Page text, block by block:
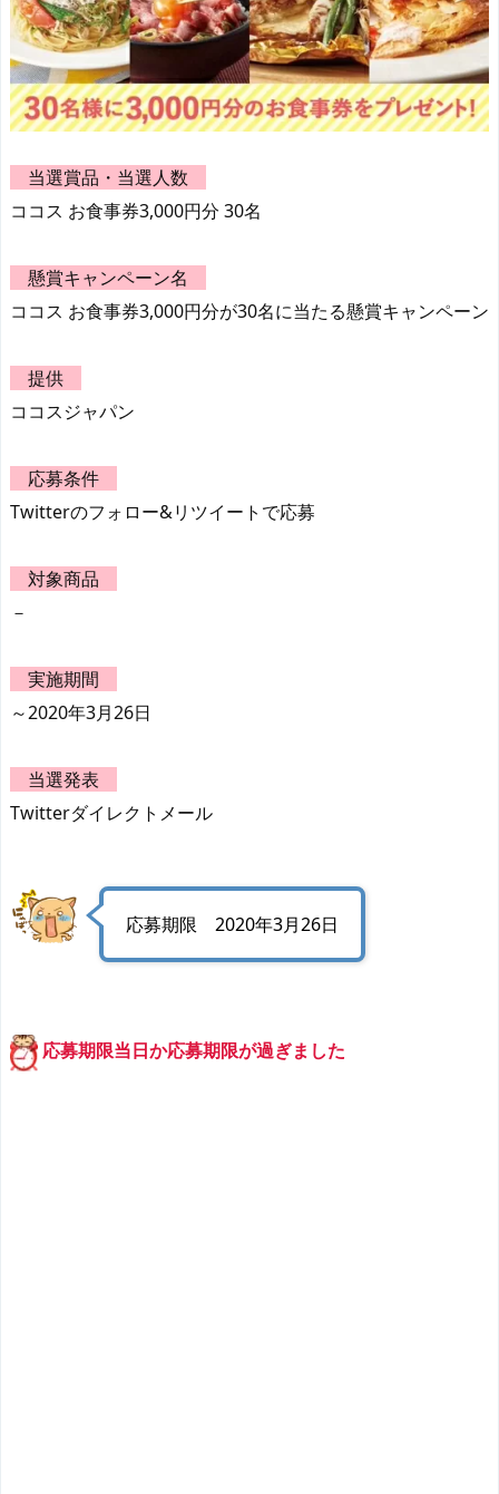
当選賞品・当選人数
ココス お食事券3,000円分 30名
懸賞キャンペーン名
ココス お食事券3,000円分が30名に当たる懸賞キャンペーン
提供
ココスジャパン
応募条件
Twitterのフォロー&リツイートで応募
対象商品
－
実施期間
～2020年3月26日
当選発表
Twitterダイレクトメール
応募期限 2020年3月26日
応募期限当日か応募期限が過ぎました